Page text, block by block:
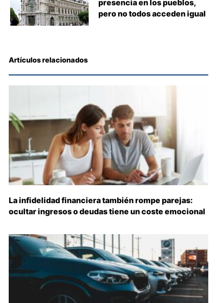
presencia en los pueblos,
pero no todos acceden igual
Artículos relacionados
La infidelidad financiera también rompe parejas:
ocultar ingresos o deudas tiene un coste emocional